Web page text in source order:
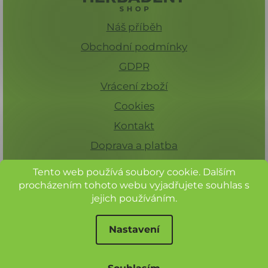
Tento web používá soubory cookie. Dalším
procházením tohoto webu vyjadřujete souhlas s
jejich používáním.
Nastavení
dopravu zdarma.
Náš příběh
Obchodní podmínky
GDPR
Vrácení zboží
Cookies
Kontakt
Doprava a platba
© Herbadent, všechna práva vyhrazena